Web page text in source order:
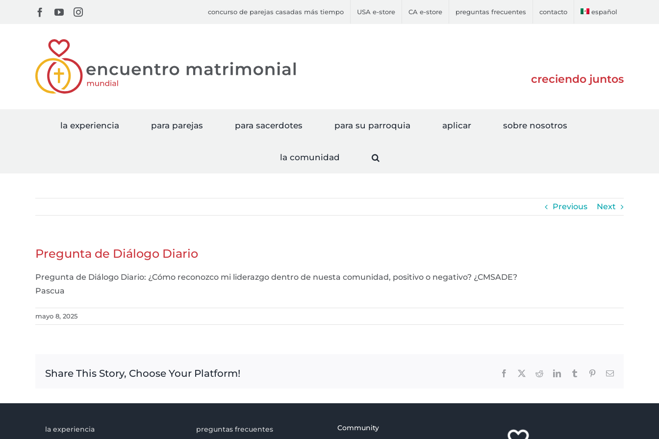
Facebook
YouTubeInstagram concurso de parejas casadas más tiempo USA e-store CA e-store preguntas frecuentes contacto español
creciendo juntos
la experiencia para parejas para sacerdotes para su parroquia aplicar sobre nosotros
la comunidad
Previous Next
Pregunta de Diálogo Diario
Pregunta de Diálogo Diario: ¿Cómo reconozco mi liderazgo dentro de nuesta comunidad, positivo o negativo? ¿CMSADE?
Pascua
mayo 8, 2025
Share This Story, Choose Your Platform! Facebook RedditLinkedInTumblr PinterestEmail
la experiencia
preguntas frecuentes
Community